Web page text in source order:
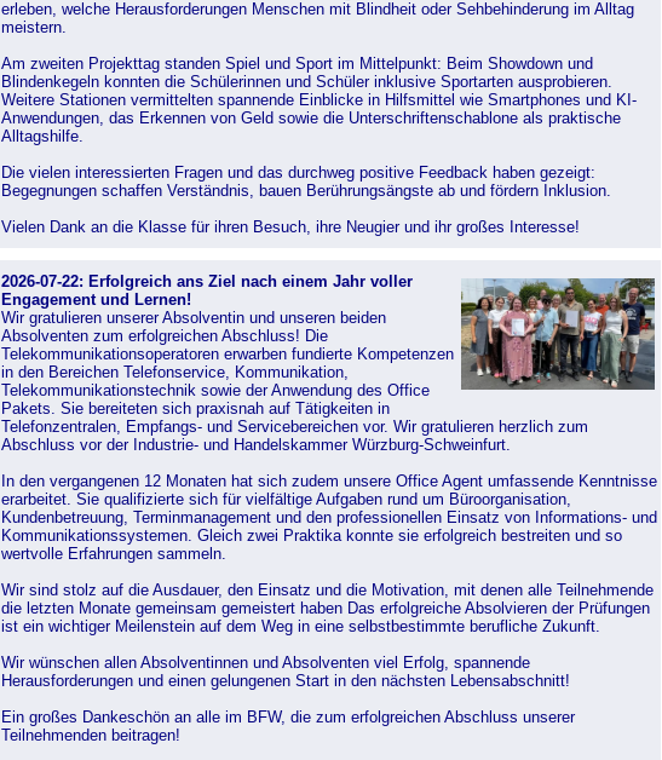
erleben, welche Herausforderungen Menschen mit Blindheit oder Sehbehinderung im Alltag
meistern.
Am zweiten Projekttag standen Spiel und Sport im Mittelpunkt: Beim Showdown und
Blindenkegeln konnten die Schülerinnen und Schüler inklusive Sportarten ausprobieren.
Weitere Stationen vermittelten spannende Einblicke in Hilfsmittel wie Smartphones und KI-
Anwendungen, das Erkennen von Geld sowie die Unterschriftenschablone als praktische
Alltagshilfe.
Die vielen interessierten Fragen und das durchweg positive Feedback haben gezeigt:
Begegnungen schaffen Verständnis, bauen Berührungsängste ab und fördern Inklusion.
Vielen Dank an die Klasse für ihren Besuch, ihre Neugier und ihr großes Interesse!
2026-07-22: Erfolgreich ans Ziel nach einem Jahr voller
Engagement und Lernen!
Wir gratulieren unserer Absolventin und unseren beiden
Absolventen zum erfolgreichen Abschluss! Die
Telekommunikationsoperatoren erwarben fundierte Kompetenzen
in den Bereichen Telefonservice, Kommunikation,
Telekommunikationstechnik sowie der Anwendung des Office
Pakets. Sie bereiteten sich praxisnah auf Tätigkeiten in
Telefonzentralen, Empfangs- und Servicebereichen vor. Wir gratulieren herzlich zum
Abschluss vor der Industrie- und Handelskammer Würzburg-Schweinfurt.
In den vergangenen 12 Monaten hat sich zudem unsere Office Agent umfassende Kenntnisse
erarbeitet. Sie qualifizierte sich für vielfältige Aufgaben rund um Büroorganisation,
Kundenbetreuung, Terminmanagement und den professionellen Einsatz von Informations- und
Kommunikationssystemen. Gleich zwei Praktika konnte sie erfolgreich bestreiten und so
wertvolle Erfahrungen sammeln.
Wir sind stolz auf die Ausdauer, den Einsatz und die Motivation, mit denen alle Teilnehmende
die letzten Monate gemeinsam gemeistert haben Das erfolgreiche Absolvieren der Prüfungen
ist ein wichtiger Meilenstein auf dem Weg in eine selbstbestimmte berufliche Zukunft.
Wir wünschen allen Absolventinnen und Absolventen viel Erfolg, spannende
Herausforderungen und einen gelungenen Start in den nächsten Lebensabschnitt!
Ein großes Dankeschön an alle im BFW, die zum erfolgreichen Abschluss unserer
Teilnehmenden beitragen!